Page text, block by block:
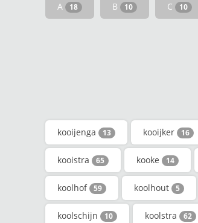
A 18 B 10 C 10
kooijenga 13 kooijker 16
kooistra 65 kooke 14
koolhof 59 koolhout 5
koolschijn 10 koolstra 62